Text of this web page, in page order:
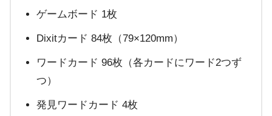
ゲームボード 1枚
Dixitカード 84枚（79×120mm）
ワードカード 96枚（各カードにワード2つず
つ）
発見ワードカード 4枚